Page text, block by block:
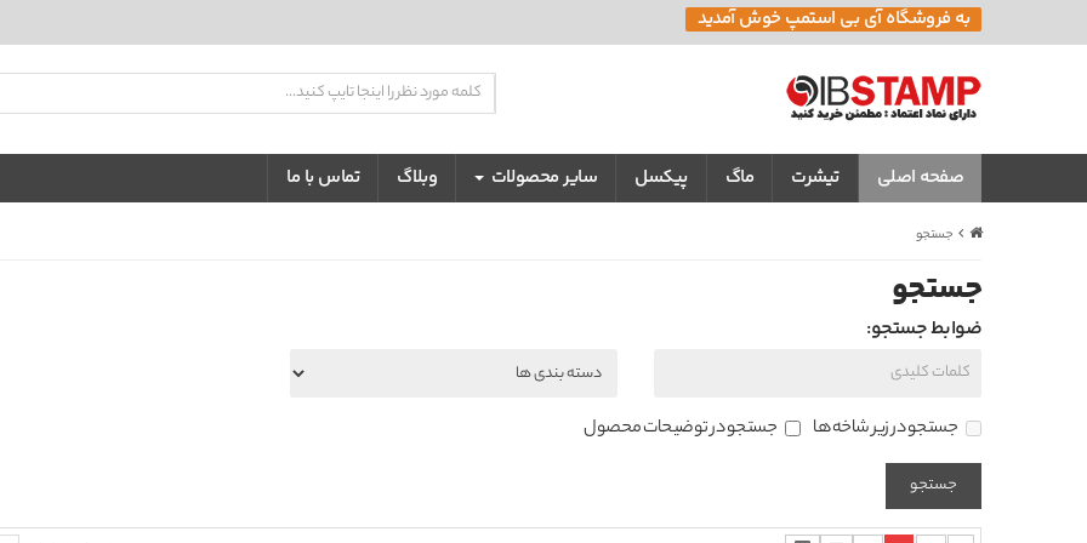
به فروشگاه آی بی استمپ خوش آمدید
صفحه اصلی تیشرت ماگ پیکسل سایر محصولات وبلاگ تماس با ما
جستجو
جستجو
ضوابط جستجو:
جستجو در زیر شاخه ها جستجو در توضیحات محصول